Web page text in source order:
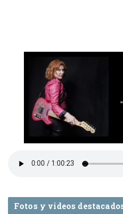
Fotos y videos